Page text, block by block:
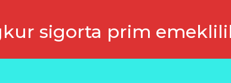
sigorta prim